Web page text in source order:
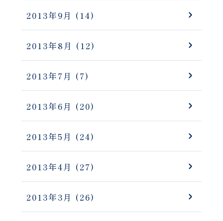
2013年9月 (14)
2013年8月 (12)
2013年7月 (7)
2013年6月 (20)
2013年5月 (24)
2013年4月 (27)
2013年3月 (26)